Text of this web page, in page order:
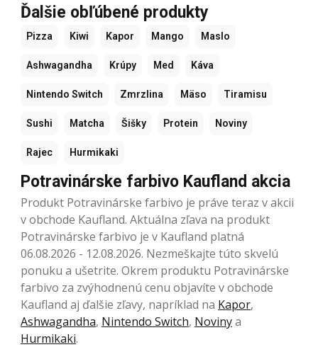
Ďalšie obľúbené produkty
Pizza Kiwi Kapor Mango Maslo
Ashwagandha Krúpy Med Káva
Nintendo Switch Zmrzlina Mäso Tiramisu
Sushi Matcha Šišky Protein Noviny
Rajec Hurmikaki
Potravinárske farbivo Kaufland akcia
Produkt Potravinárske farbivo je práve teraz v akcii
v obchode Kaufland. Aktuálna zľava na produkt
Potravinárske farbivo je v Kaufland platná
06.08.2026 - 12.08.2026. Nezmeškajte túto skvelú
ponuku a ušetrite. Okrem produktu Potravinárske
farbivo za zvýhodnenú cenu objavíte v obchode
Kaufland aj ďalšie zľavy, napríklad na Kapor,
Ashwagandha, Nintendo Switch, Novinya
Hurmikaki.